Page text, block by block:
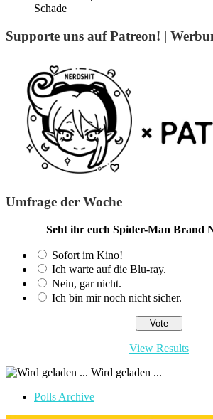
Schade
Supporte uns auf Patreon! |
Umfrage der Woche
Seht ihr euch Spider-Man Brand
Sofort im Kino!
Ich warte auf die Blu-ray.
Nein, gar nicht.
Ich bin mir noch nicht sicher.
View Results
Wird geladen ...
Polls Archive